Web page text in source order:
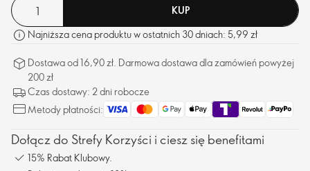
KUP
Najniższa cena produktu w ostatnich 30 dniach: 5,99 zł
Dostawa od 16,90 zł. Darmowa dostawa dla zamówień powyżej
200 zł
Czas dostawy: 2 dni robocze
Metody płatności:
Dołącz do Strefy Korzyści i ciesz się benefitami
15% Rabat Klubowy.